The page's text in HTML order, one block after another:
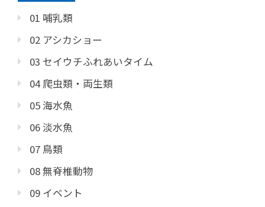
01 哺乳類
02 アシカショー
03 セイウチふれあいタイム
04 爬虫類・両生類
05 海水魚
06 淡水魚
07 鳥類
08 無脊椎動物
09 イベント